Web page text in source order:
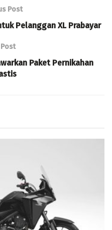
Post
Pelanggan XL Prabayar
Paket Pernikahan